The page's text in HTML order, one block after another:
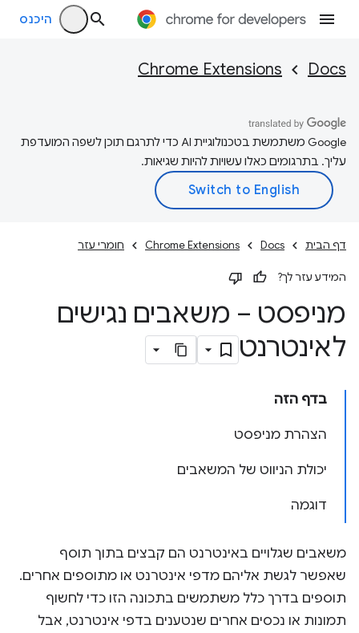
היכנס
Docs
Chrome Extensions
‫Google משתמשת בטכנולוגיית AI כדי לתרגם תוכן לשפה המועדפת
עליך. בתרגומים כאלו עשויות להיות שגיאות.
דף הבית Docs
Chrome Extensions חומרי עזר
המידע עזר לך?
מניפסט – משאבים נגישים
לאינטרנט
בדף הזה
הצהרת מניפסט
יכולת הניווט של המשאבים
דוגמה
משאבים שגלויים באינטרנט הם קבצים בתוך תוסף
שאפשר לגשת אליהם מדפי אינטרנט או מתוספים אחרים.
תוספים בדרך כלל משתמשים בתכונה הזו כדי לחשוף
תמונות או נכסים אחרים שנטענים בדפי אינטרנט, אבל